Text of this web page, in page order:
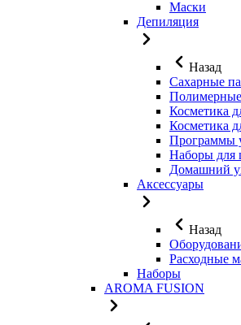
Маски
Депиляция
Назад
Сахарные
Косметика
Косметика
Программы
Наборы для
Домашний
Аксессуары
Назад
Расходные
Наборы
AROMA FUSION